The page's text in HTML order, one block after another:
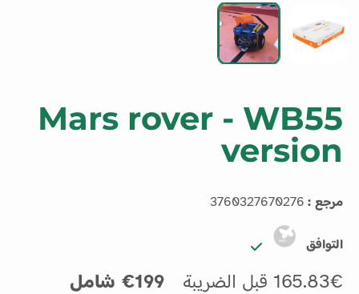
Mars rover - WB55
version
مرجع :
التوافق
165.83€ قبل الضريبة
199€ شامل